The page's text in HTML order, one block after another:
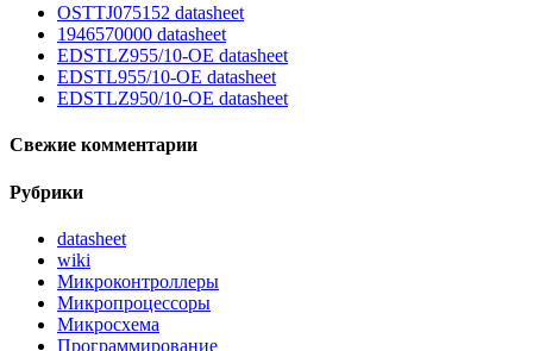
OSTTJ075152 datasheet
1946570000 datasheet
EDSTLZ955/10-OE datasheet
EDSTL955/10-OE datasheet
EDSTLZ950/10-OE datasheet
Свежие комментарии
Рубрики
datasheet
wiki
Микроконтроллеры
Микропроцессоры
Микросхема
Программирование